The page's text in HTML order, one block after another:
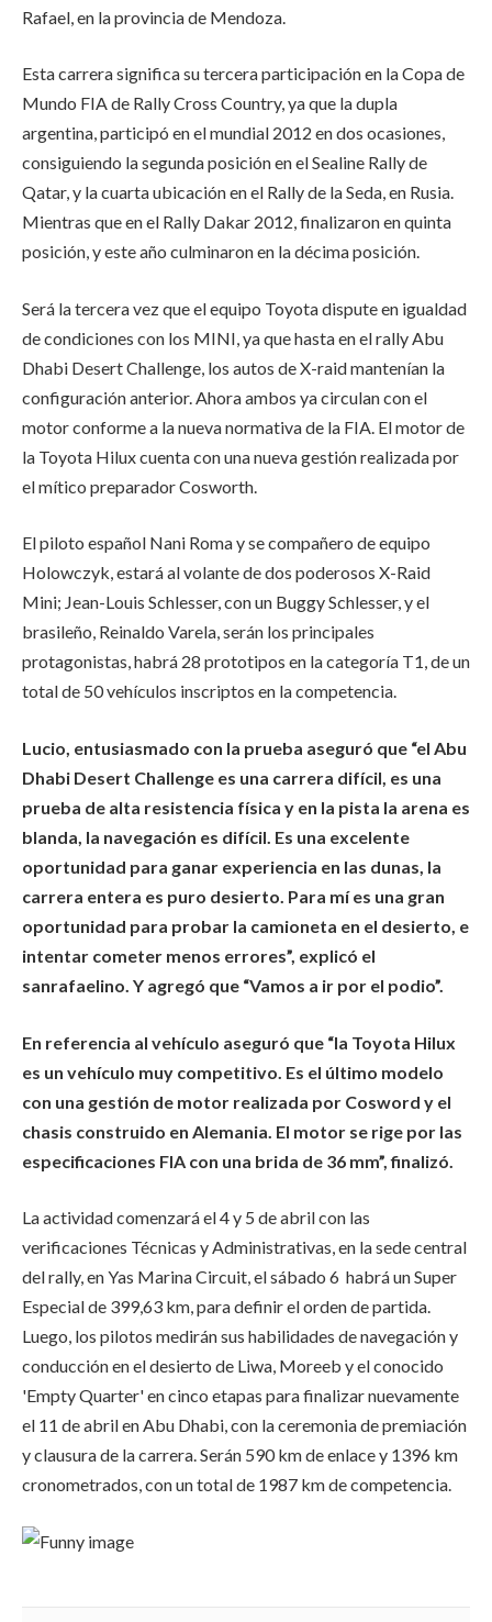
Rafael, en la provincia de Mendoza.
Esta carrera significa su tercera participación en la Copa de
Mundo FIA de Rally Cross Country, ya que la dupla
argentina, participó en el mundial 2012 en dos ocasiones,
consiguiendo la segunda posición en el Sealine Rally de
Qatar, y la cuarta ubicación en el Rally de la Seda, en Rusia.
Mientras que en el Rally Dakar 2012, finalizaron en quinta
posición, y este año culminaron en la décima posición.
Será la tercera vez que el equipo Toyota dispute en igualdad
de condiciones con los MINI, ya que hasta en el rally Abu
Dhabi Desert Challenge, los autos de X-raid mantenían la
configuración anterior. Ahora ambos ya circulan con el
motor conforme a la nueva normativa de la FIA. El motor de
la Toyota Hilux cuenta con una nueva gestión realizada por
el mítico preparador Cosworth.
El piloto español Nani Roma y se compañero de equipo
Holowczyk, estará al volante de dos poderosos X-Raid
Mini; Jean-Louis Schlesser, con un Buggy Schlesser, y el
brasileño, Reinaldo Varela, serán los principales
protagonistas, habrá 28 prototipos en la categoría T1, de un
total de 50 vehículos inscriptos en la competencia.
Lucio, entusiasmado con la prueba aseguró que “el Abu
Dhabi Desert Challenge es una carrera difícil, es una
prueba de alta resistencia física y en la pista la arena es
blanda, la navegación es difícil. Es una excelente
oportunidad para ganar experiencia en las dunas, la
carrera entera es puro desierto. Para mí es una gran
oportunidad para probar la camioneta en el desierto, e
intentar cometer menos errores”, explicó el
sanrafaelino. Y agregó que “Vamos a ir por el podio”.
En referencia al vehículo aseguró que “la Toyota Hilux
es un vehículo muy competitivo. Es el último modelo
con una gestión de motor realizada por Cosword y el
chasis construido en Alemania. El motor se rige por las
especificaciones FIA con una brida de 36 mm”, finalizó.
La actividad comenzará el 4 y 5 de abril con las
verificaciones Técnicas y Administrativas, en la sede central
del rally, en Yas Marina Circuit, el sábado 6 habrá un Super
Especial de 399,63 km, para definir el orden de partida.
Luego, los pilotos medirán sus habilidades de navegación y
conducción en el desierto de Liwa, Moreeb y el conocido
'Empty Quarter' en cinco etapas para finalizar nuevamente
el 11 de abril en Abu Dhabi, con la ceremonia de premiación
y clausura de la carrera. Serán 590 km de enlace y 1396 km
cronometrados, con un total de 1987 km de competencia.